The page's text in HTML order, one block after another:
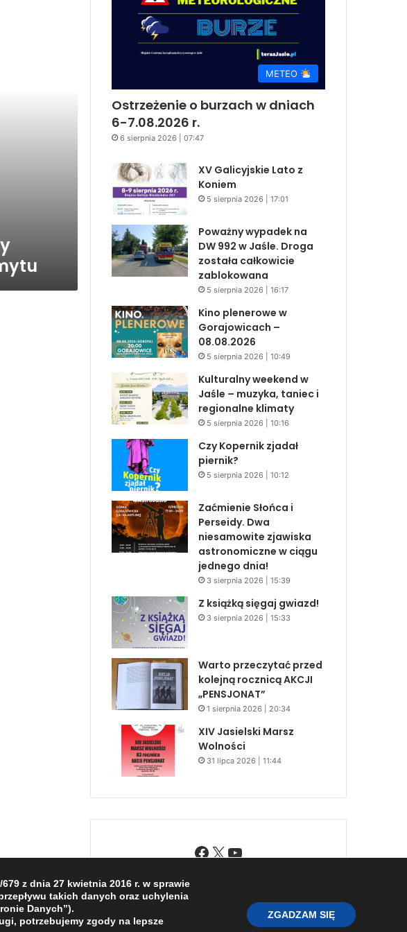
METEO
Ostrzeżenie o burzach w dniach
6-7.08.2026 r.
6 sierpnia 2026 | 07:47
XV Galicyjskie Lato z
Koniem
5 sierpnia 2026 | 17:01
Poważny wypadek na
DW 992 w Jaśle. Droga
została całkowicie
zablokowana
5 sierpnia 2026 | 16:17
Kino plenerowe w
Gorajowicach –
08.08.2026
5 sierpnia 2026 | 10:49
Kulturalny weekend w
Jaśle – muzyka, taniec i
regionalne klimaty
5 sierpnia 2026 | 10:16
Czy Kopernik zjadał
piernik?
5 sierpnia 2026 | 10:12
Zaćmienie Słońca i
Perseidy. Dwa
niesamowite zjawiska
astronomiczne w ciągu
jednego dnia!
3 sierpnia 2026 | 15:39
Z książką sięgaj gwiazd!
3 sierpnia 2026 | 15:33
Warto przeczytać przed
kolejną rocznicą AKCJI
„PENSJONAT”
1 sierpnia 2026 | 20:34
XIV Jasielski Marsz
Wolności
31 lipca 2026 | 11:44
Facebook
X YouTube
z dnia 27 kwietnia 2016 r. w sprawie
takich danych oraz uchylenia
Danych”).
potrzebujemy zgody na lepsze
ZGADZAM SIĘ